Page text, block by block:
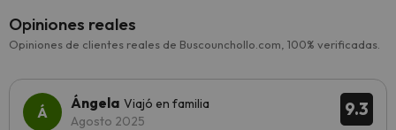
Opiniones reales
Opiniones de clientes reales de Buscounchollo.com, 100% verificadas.
9.3
Ángela Viajó en familia
Agosto 2025